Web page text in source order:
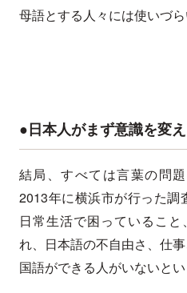
母語とする人々には使いづら
●日本人がまず意識を変
結局、すべては言葉の問
2013年に横浜市が行った
日常生活で困っているこ
れ、日本語の不自由さ、仕
国語ができる人がいないとい